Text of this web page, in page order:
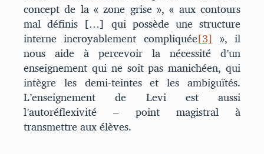
concept de la « zone grise », « aux contours
mal définis […] qui possède une structure
interne incroyablement compliquée[3]», il
nous aide à percevoir la nécessité d’un
enseignement qui ne soit pas manichéen, qui
intègre les demi-teintes et les ambiguïtés.
L’enseignement de Levi est aussi
l’autoréflexivité – point magistral à
transmettre aux élèves.